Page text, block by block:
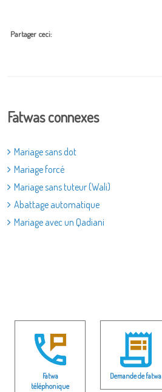
Partager ceci:
Fatwas connexes
Mariage sans dot
Mariage forcé
Mariage sans tuteur (Wali)
Abattage automatique
Mariage avec un Qadiani
Fatwa
téléphonique
Demande de fatwa